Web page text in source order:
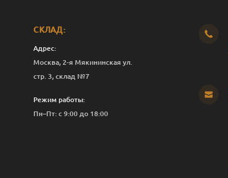
СКЛАД:
Адрес:
Москва, 2-я Мякининская ул.
стр. 3, склад №7
Режим работы:
Пн–Пт: с 9:00 до 18:00